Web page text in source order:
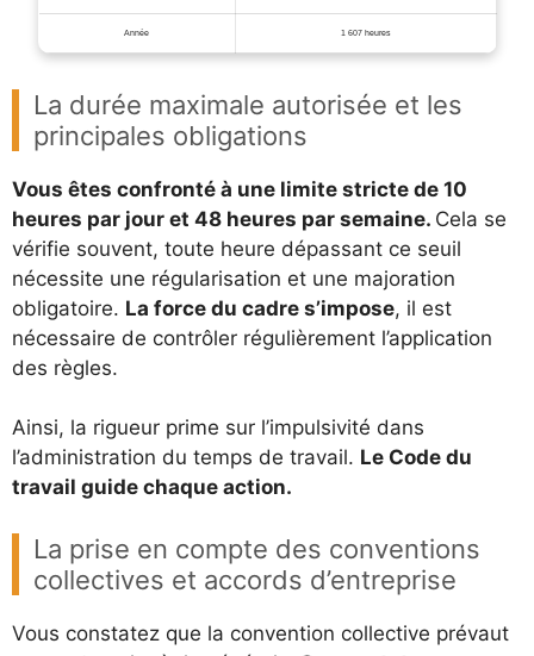
Année 1 607 heures
La durée maximale autorisée et les
principales obligations
Vous êtes confronté à une limite stricte de 10
heures par jour et 48 heures par semaine. Cela se
vérifie souvent, toute heure dépassant ce seuil
nécessite une régularisation et une majoration
obligatoire. La force du cadre s’impose, il est
nécessaire de contrôler régulièrement l’application
des règles.
Ainsi, la rigueur prime sur l’impulsivité dans
l’administration du temps de travail. Le Code du
travail guide chaque action.
La prise en compte des conventions
collectives et accords d’entreprise
Vous constatez que la convention collective prévaut